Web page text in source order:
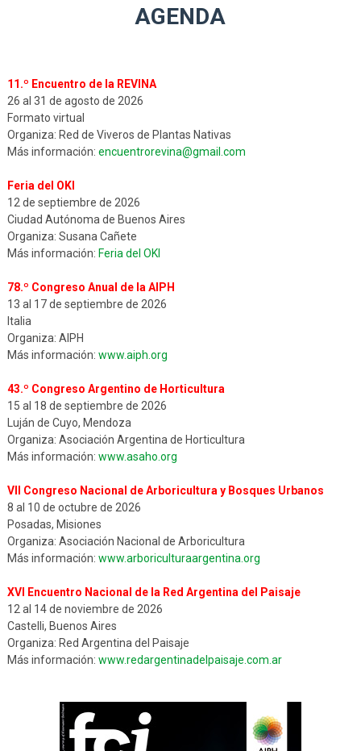
AGENDA
11.º Encuentro de la REVINA
26 al 31 de agosto de 2026
Formato virtual
Organiza: Red de Viveros de Plantas Nativas
Más información: encuentrorevina@gmail.com
Feria del OKI
12 de septiembre de 2026
Ciudad Autónoma de Buenos Aires
Organiza: Susana Cañete
Más información: Feria del OKI
78.º Congreso Anual de la AIPH
13 al 17 de septiembre de 2026
Italia
Organiza: AIPH
Más información: www.aiph.org
43.º Congreso Argentino de Horticultura
15 al 18 de septiembre de 2026
Luján de Cuyo, Mendoza
Organiza: Asociación Argentina de Horticultura
Más información: www.asaho.org
VII Congreso Nacional de Arboricultura y Bosques Urbanos
8 al 10 de octubre de 2026
Posadas, Misiones
Organiza: Asociación Nacional de Arboricultura
Más información: www.arboriculturaargentina.org
XVI Encuentro Nacional de la Red Argentina del Paisaje
12 al 14 de noviembre de 2026
Castelli, Buenos Aires
Organiza: Red Argentina del Paisaje
Más información: www.redargentinadelpaisaje.com.ar